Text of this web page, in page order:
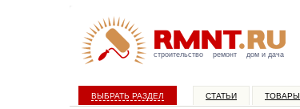
строительство ремонт дом и дача
ВЫБРАТЬ РАЗДЕЛ СТАТЬИ ТОВАРЫ